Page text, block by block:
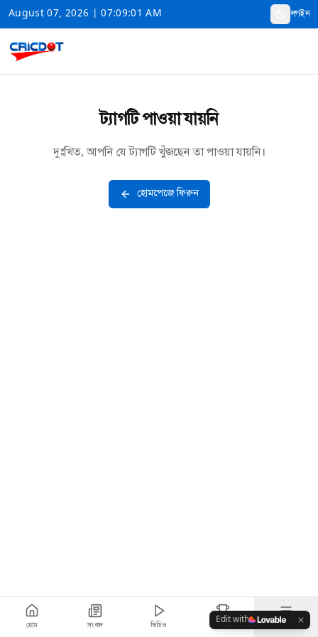
August 07, 2026 | 07:09:01 AM লগইন
ট্যাগটি পাওয়া যায়নি
দুঃখিত, আপনি যে ট্যাগটি খুঁজছেন তা পাওয়া যায়নি।
হোমপেজে ফিরুন
হোম সংবাদ ভিডিও স্কোর আরও
Edit with